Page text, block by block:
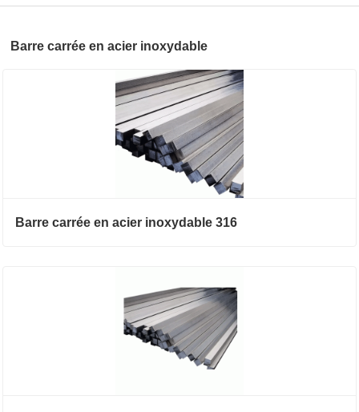
Barre carrée en acier inoxydable
Barre carrée en acier inoxydable 316